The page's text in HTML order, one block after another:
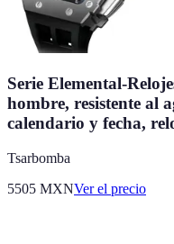
Serie Elemental-
hombre, resistente al
calendario y fecha,
Tsarbomba
5505 MXNVer el precio